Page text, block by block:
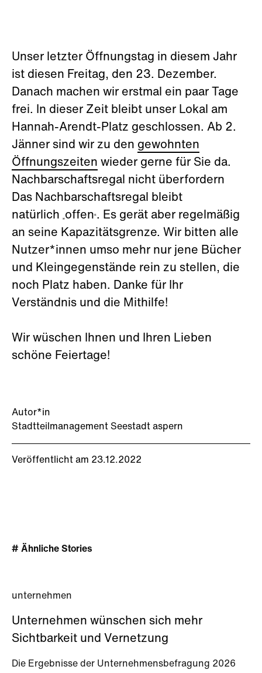
Autor*in
Stadtteilmanagement Seestadt aspern
Veröffentlicht am 23.12.2022
Unser letzter Öffnungstag in diesem Jahr
ist diesen Freitag, den 23. Dezember.
Danach machen wir erstmal ein paar Tage
frei. In dieser Zeit bleibt unser Lokal am
Hannah-Arendt-Platz geschlossen. Ab 2.
Jänner sind wir zu den gewohnten
Öffnungszeiten wieder gerne für Sie da.
Nachbarschaftsregal nicht überfordern
Das Nachbarschaftsregal bleibt
natürlich offen“. Es gerät aber regelmäßig
an seine Kapazitätsgrenze. Wir bitten alle
Nutzer*innen umso mehr nur jene Bücher
und Kleingegenstände rein zu stellen, die
noch Platz haben. Danke für Ihr
Verständnis und die Mithilfe!
Wir wüschen Ihnen und Ihren Lieben
schöne Feiertage!
# Ähnliche Stories
unternehmen
Unternehmen wünschen sich mehr
Sichtbarkeit und Vernetzung
Die Ergebnisse der Unternehmensbefragung 2026